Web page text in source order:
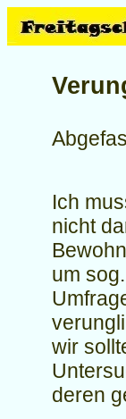
Ich
nicht
um
wir
deren